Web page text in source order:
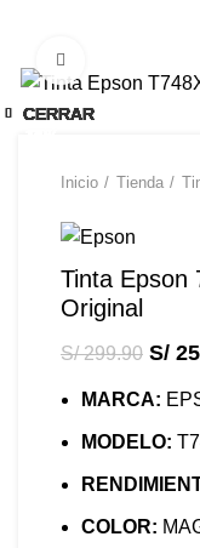
Inicio Tienda
Tinta Epson
Original
S/299.90 S/
MARCA:
MODELO:
COLOR:
CERRAR
CERRAR
CERRAR
CERRAR
CERRAR
CERRAR
CERRAR
CERRAR
CERRAR
CERRAR
CERRAR